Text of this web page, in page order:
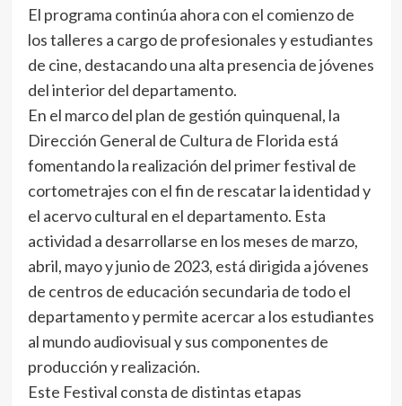
El programa continúa ahora con el comienzo de
los talleres a cargo de profesionales y estudiantes
de cine, destacando una alta presencia de jóvenes
del interior del departamento.
En el marco del plan de gestión quinquenal, la
Dirección General de Cultura de Florida está
fomentando la realización del primer festival de
cortometrajes con el fin de rescatar la identidad y
el acervo cultural en el departamento. Esta
actividad a desarrollarse en los meses de marzo,
abril, mayo y junio de 2023, está dirigida a jóvenes
de centros de educación secundaria de todo el
departamento y permite acercar a los estudiantes
al mundo audiovisual y sus componentes de
producción y realización.
Este Festival consta de distintas etapas